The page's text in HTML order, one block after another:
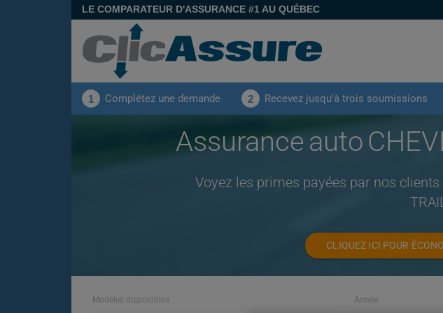
LE COMPARATEUR D'ASSURANCE #1 AU QUÉBEC
1 Complétez une demande 2 Recevez jusqu'à trois soumissions
Assurance auto
Voyez les primes payées par nos
CLIQUEZ ICI POUR
Modèles disponibles Année